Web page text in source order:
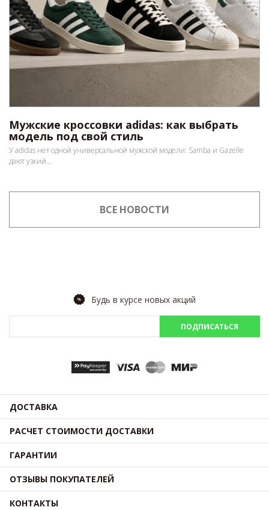
Мужские кроссовки adidas: как выбрать
модель под свой стиль
У adidas нет одной универсальной мужской модели: Samba и Gazelle
дают узкий...
ВСЕ НОВОСТИ
Будь в курсе новых акций
ПОДПИСАТЬСЯ
ДОСТАВКА
РАСЧЕТ СТОИМОСТИ ДОСТАВКИ
ГАРАНТИИ
ОТЗЫВЫ ПОКУПАТЕЛЕЙ
КОНТАКТЫ